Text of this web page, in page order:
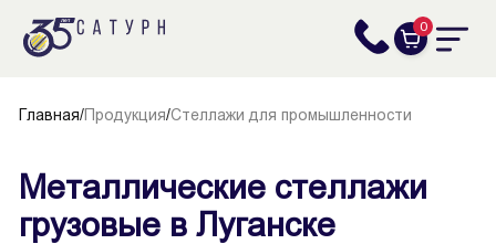
0
Главная/Продукция/Стеллажи для промышленности
Металлические стеллажи
грузовые в Луганске